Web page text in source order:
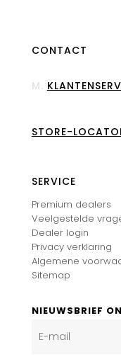
CONTACT
M.
STORE-
SERVICE
Premium dealers
Veelgestelde
Dealer login
Privacy verklaring
Algemene
Sitemap
NIEUWSBRIEF